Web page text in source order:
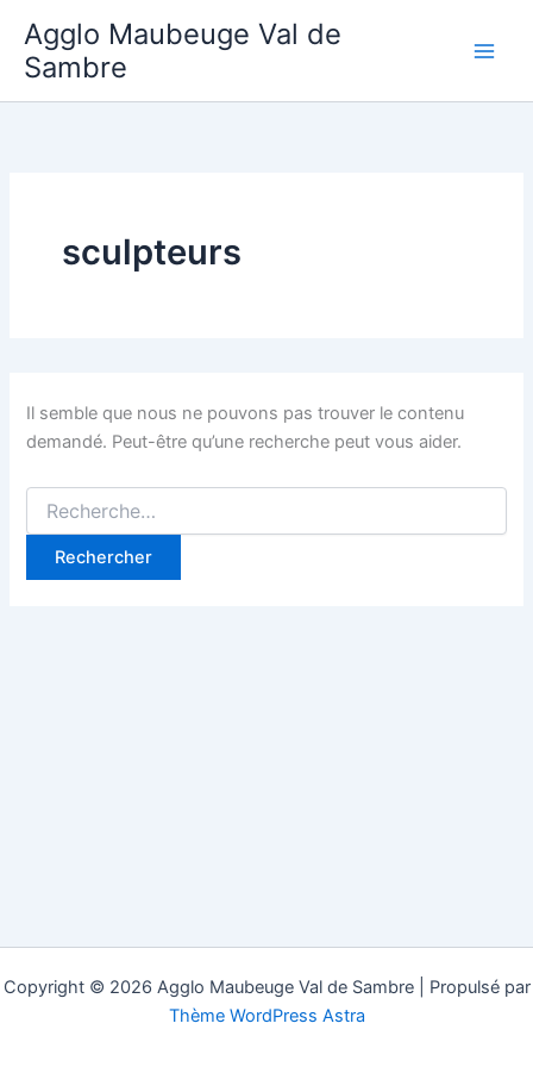
contenu
Agglo Maubeuge Val de
Sambre
sculpteurs
Il semble que nous ne pouvons pas trouver le contenu
demandé. Peut-être qu’une recherche peut vous aider.
Rechercher :
Copyright © 2026 Agglo Maubeuge Val de Sambre | Propulsé par
Thème WordPress Astra